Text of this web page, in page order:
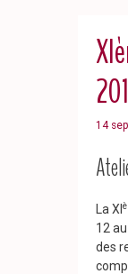
14
La XI
12
des